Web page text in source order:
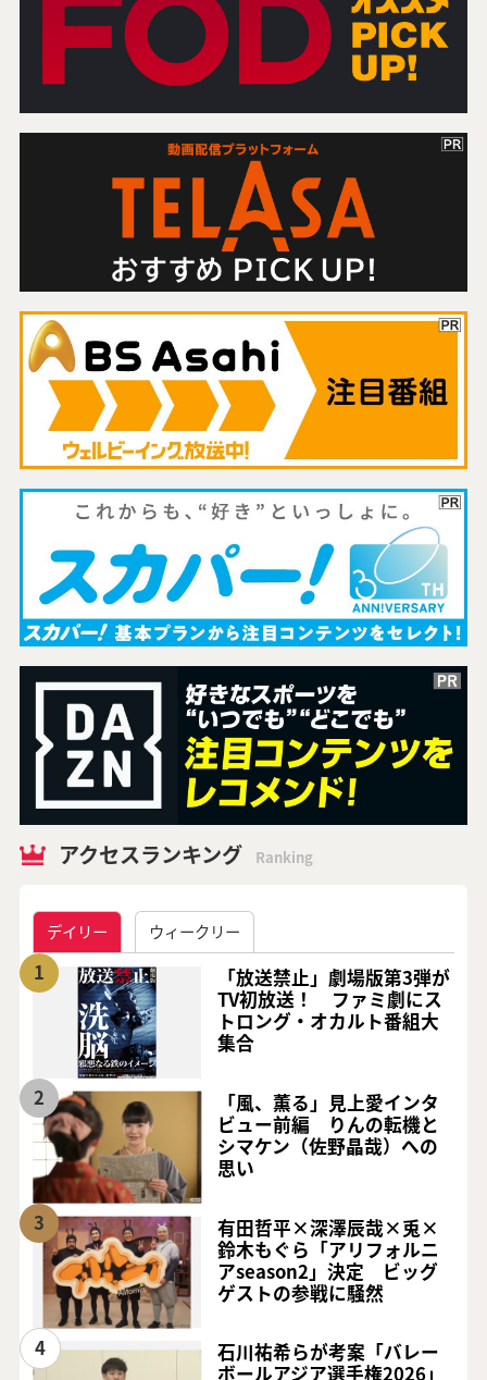
アクセスランキング Ranking
デイリー ウィークリー
1
「放送禁止」劇場版第3弾が
TV初放送！ ファミ劇にス
トロング・オカルト番組大
集合
2
「風、薫る」見上愛インタ
ビュー前編 りんの転機と
シマケン（佐野晶哉）への
思い
3
有田哲平×深澤辰哉×兎×
鈴木もぐら「アリフォルニ
アseason2」決定 ビッグ
ゲストの参戦に騒然
4
石川祐希らが考案「バレー
ボールアジア選手権2026」